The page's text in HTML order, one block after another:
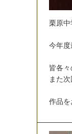
栗原中
今年度
皆各 々
ま た次
作品を